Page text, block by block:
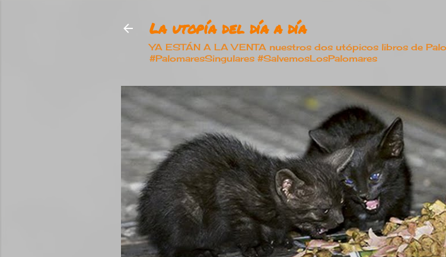
La utopía del día a día
YA ESTÁN A LA VENTA nuestros dos utópicos libros de
#PalomaresSingulares #SalvemosLosPalomares